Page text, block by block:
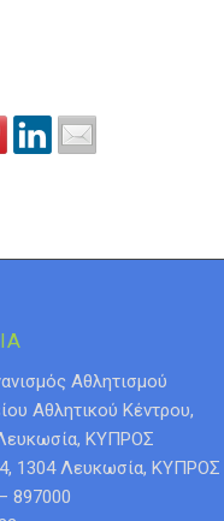
Αθλητισμού
Αθλητικού Κέντρου,
ΚΥΠΡΟΣ
1304 Λευκωσία, ΚΥΠΡΟΣ
897000